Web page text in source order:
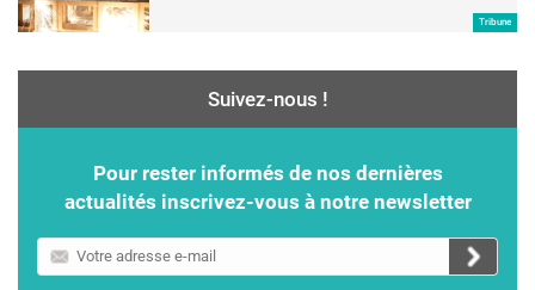
Tribune
Suivez-nous !
Pour rester informés de nos dernières
actualités inscrivez-vous à notre newsletter
Votre
adresse